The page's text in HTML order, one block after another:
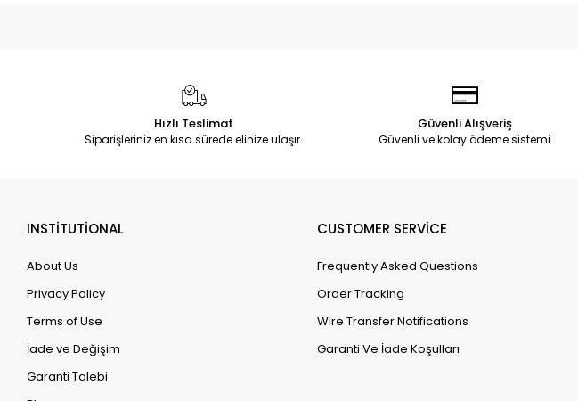
Hızlı Teslimat
Siparişleriniz en kısa sürede elinize ulaşır.
Güvenli Alışveriş
Güvenli ve kolay ödeme sistemi
INSTİTUTİONAL
About Us
Privacy Policy
Terms of Use
İade ve Değişim
Garanti Talebi
CUSTOMER SERVİCE
Frequently Asked Questions
Order Tracking
Wire Transfer Notifications
Garanti Ve İade Koşulları